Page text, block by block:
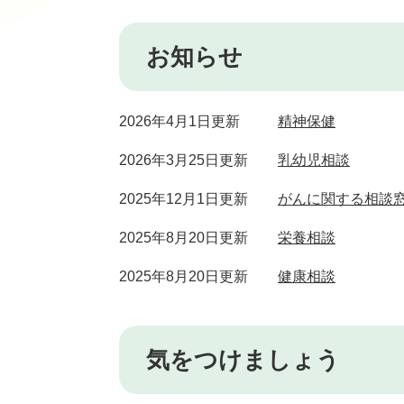
お知らせ
2026年4月1日更新 精神保健
2026年3月25日更新 乳幼児相談
2025年12月1日更新 がんに関する相談
2025年8月20日更新 栄養相談
2025年8月20日更新 健康相談
気をつけましょう